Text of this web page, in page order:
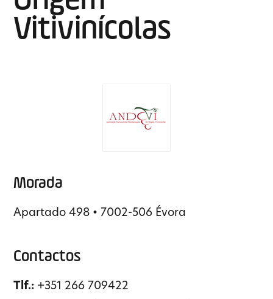
Vitivinícolas
Morada
Apartado 498 • 7002-506 Évora
Contactos
Tlf.: +351 266 709422